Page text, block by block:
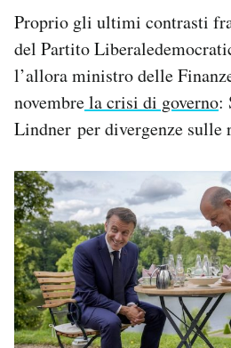
Proprio gli ultimi contrasti
del Partito
l’allora ministro delle
novembrela crisi di governo:
Lindner per divergenze sulle